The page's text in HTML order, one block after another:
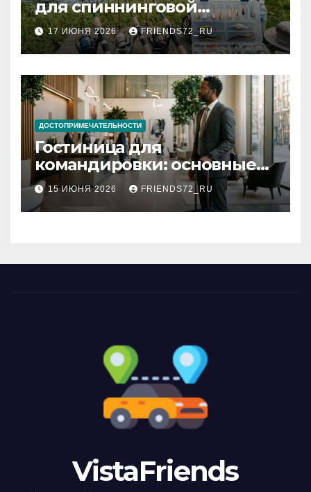
для спиннинговой
рыбалки: назначение и
типы
17 ИЮНЯ 2026 FRIENDS72_RU
ДОСТОПРИМЕЧАТЕЛЬНОСТИ
Гостиница для
командировки: основные
критерии выбора
15 ИЮНЯ 2026 FRIENDS72_RU
VistaFriends